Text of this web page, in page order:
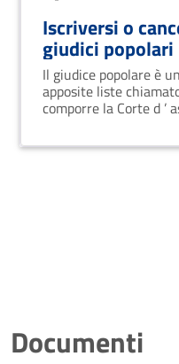
Iscriversi o
giudici popolari
Il giudice popolare è
apposite liste
comporre la Corte d ’
Documenti